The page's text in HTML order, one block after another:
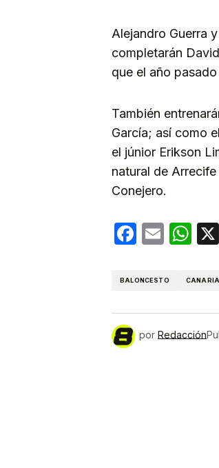
Alejandro Guerra
completarán
que el año
También
García; así como
el júnior Erikson
natural de
Conejero.
Email
BALONCESTO
por Redacción